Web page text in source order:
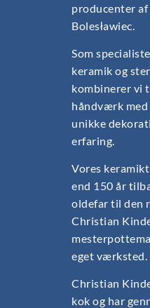
producenter
Bolesławiec.
Som
keramik og
kombinerer vi
håndværk med
unikke
erfaring.
Vores
end 150 år
oldefar til den
Christian
eget værksted.
Christian
kok og har